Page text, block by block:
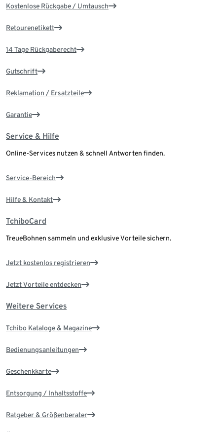
Kostenlose Rückgabe / Umtausch
Retourenetikett
14 Tage Rückgaberecht
Gutschrift
Reklamation / Ersatzteile
Garantie
Service & Hilfe
Online-Services nutzen & schnell Antworten finden.
Service-Bereich
Hilfe & Kontakt
TchiboCard
TreueBohnen sammeln und exklusive Vorteile sichern.
Jetzt kostenlos registrieren
Jetzt Vorteile entdecken
Weitere Services
Tchibo Kataloge & Magazine
Bedienungsanleitungen
Geschenkkarte
Entsorgung / Inhaltsstoffe
Ratgeber & Größenberater